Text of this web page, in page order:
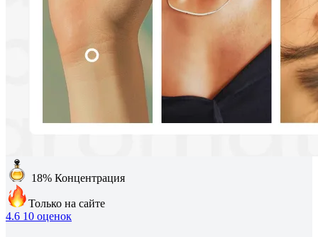
18% Концентрация
Только на сайте
4.6 10 оценок